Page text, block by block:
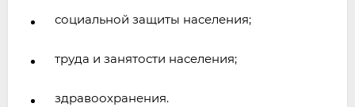
социальной защиты населения;
труда и занятости населения;
здравоохранения.